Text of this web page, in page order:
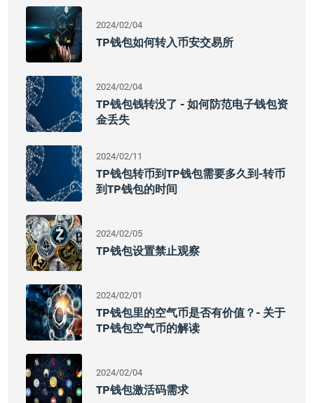
2024/02/04
TP钱包如何转入币安交易所
2024/02/04
TP钱包钱转没了 - 如何防范电子钱包资
金丢失
2024/02/11
TP钱包转币到TP钱包需要多久到-转币
到TP钱包的时间
2024/02/05
TP钱包设置禁止观察
2024/02/01
TP钱包里的空气币是否有价值？- 关于
TP钱包空气币的解读
2024/02/04
TP钱包激活码需求